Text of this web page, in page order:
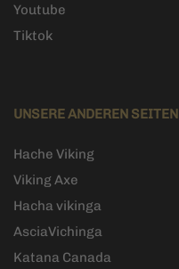
Youtube
Tiktok
UNSERE ANDEREN SEITEN
Hache Viking
Viking Axe
Hacha vikinga
AsciaVichinga
Katana Canada